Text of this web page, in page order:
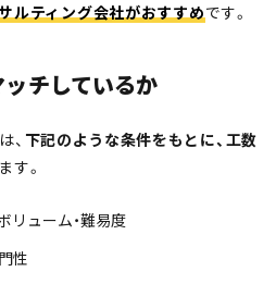
ルティング会社がおすすめです。
チしているか
、 下記のような条件をもとに、工数
す。
リューム・難易度
性